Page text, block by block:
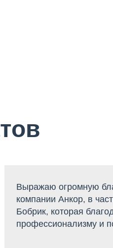
Выражаю огромную
компании Анкор, в
Бобрик, которая
профессионализму и